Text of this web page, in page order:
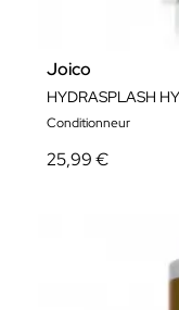
Joico
Conditionneur
25,99 €